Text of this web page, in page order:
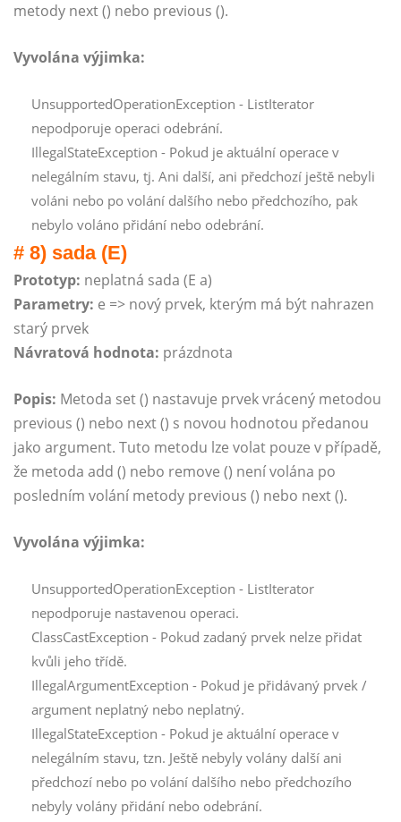
metody next () nebo previous ().
Vyvolána výjimka:
UnsupportedOperationException - ListIterator
nepodporuje operaci odebrání.
IllegalStateException - Pokud je aktuální operace v
nelegálním stavu, tj. Ani další, ani předchozí ještě nebyli
voláni nebo po volání dalšího nebo předchozího, pak
nebylo voláno přidání nebo odebrání.
# 8) sada (E)
Prototyp: neplatná sada (E a)
Parametry: e => nový prvek, kterým má být nahrazen
starý prvek
Návratová hodnota: prázdnota
Popis: Metoda set () nastavuje prvek vrácený metodou
previous () nebo next () s novou hodnotou předanou
jako argument. Tuto metodu lze volat pouze v případě,
že metoda add () nebo remove () není volána po
posledním volání metody previous () nebo next ().
Vyvolána výjimka:
UnsupportedOperationException - ListIterator
nepodporuje nastavenou operaci.
ClassCastException - Pokud zadaný prvek nelze přidat
kvůli jeho třídě.
IllegalArgumentException - Pokud je přidávaný prvek /
argument neplatný nebo neplatný.
IllegalStateException - Pokud je aktuální operace v
nelegálním stavu, tzn. Ještě nebyly volány další ani
předchozí nebo po volání dalšího nebo předchozího
nebyly volány přidání nebo odebrání.